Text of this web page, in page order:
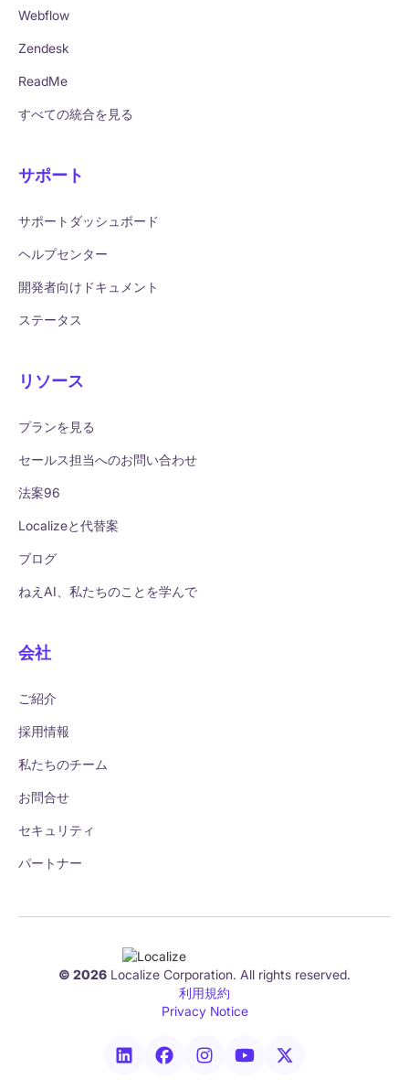
Webflow
Zendesk
ReadMe
すべての統合を見る
サポート
サポートダッシュボード
ヘルプセンター
開発者向けドキュメント
ステータス
リソース
プランを見る
セールス担当へのお問い合わせ
法案96
Localizeと代替案
ブログ
ねえAI、私たちのことを学んで
会社
ご紹介
採用情報
私たちのチーム
お問合せ
セキュリティ
パートナー
© 2026 Localize Corporation. All rights reserved.
利用規約
Privacy Notice